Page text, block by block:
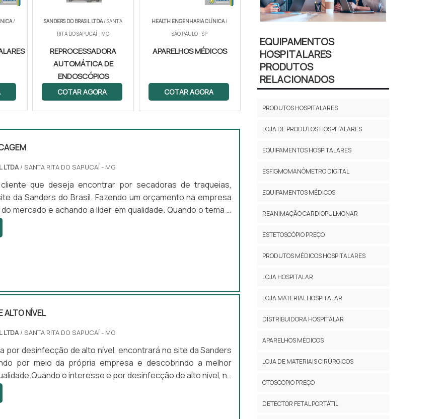
/
SANDERS DO BRASIL LTDA/ SANTA
RITA DO SAPUCAÍ - MG
REPROCESSADORA
AUTOMÁTICA DE
ENDOSCÓPIOS
COTAR AGORA
HEALTH ENGENHARIA CLÍNICA/
SÃO PAULO - SP
APARELHOS MÉDICOS
COTAR AGORA
LTDA / SANTA RITA DO SAPUCAÍ - MG
que deseja encontrar por secadoras de traqueias,
da Sanders do Brasil. Fazendo um orçamento na empresa
mercado e achando a líder em qualidade. Quando o tema é
com a Sanders do Brasil poderá encontrar proteção
para servir mais e melhor.OUTRAS INFORMAÇÕES
ALTO NÍVEL
LTDA / SANTA RITA DO SAPUCAÍ - MG
por desinfecção de alto nível, encontrará no site da Sanders
por meio da própria empresa e descobrindo a melhor
o interesse é por desinfecção de alto nível, na
irá encontrar excelente custo-benefício com produtos
servir mais e melhor.ALGUNS DETALHES SOBRE
EQUIPAMENTOS
HOSPITALARES
PRODUTOS
RELACIONADOS
PRODUTOS HOSPITALARES
LOJA DE PRODUTOS HOSPITALARES
EQUIPAMENTOS HOSPITALARES
ESFIGMOMANÔMETRO DIGITAL
EQUIPAMENTOS MÉDICOS
REANIMAÇÃO CARDIOPULMONAR
ESTETOSCÓPIO PREÇO
PRODUTOS MÉDICOS HOSPITALARES
LOJA HOSPITALAR
LOJA MATERIAL HOSPITALAR
DISTRIBUIDORA HOSPITALAR
APARELHOS MÉDICOS
LOJA DE MATERIAIS CIRÚRGICOS
OTOSCOPIO PREÇO
DETECTOR FETAL PORTÁTIL